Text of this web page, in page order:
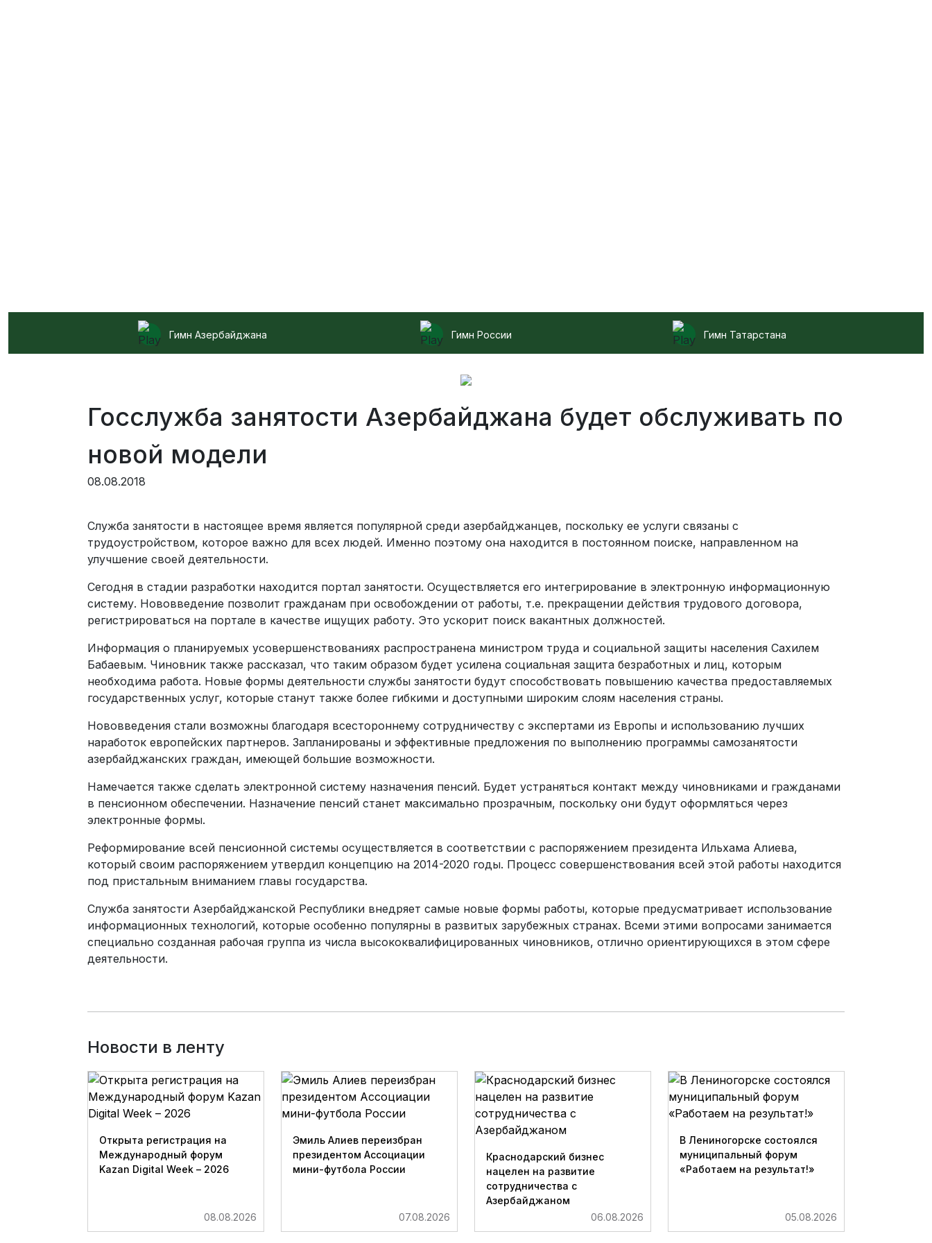
Гимн Азербайджана Гимн России Гимн Татарстана
Госслужба занятости Азербайджана будет обслуживать по
новой модели
08.08.2018
Служба занятости в настоящее время является популярной среди азербайджанцев, поскольку ее услуги связаны с
трудоустройством, которое важно для всех людей. Именно поэтому она находится в постоянном поиске, направленном на
улучшение своей деятельности.
Сегодня в стадии разработки находится портал занятости. Осуществляется его интегрирование в электронную информационную
систему. Нововведение позволит гражданам при освобождении от работы, т.е. прекращении действия трудового договора,
регистрироваться на портале в качестве ищущих работу. Это ускорит поиск вакантных должностей.
Информация о планируемых усовершенствованиях распространена министром труда и социальной защиты населения Сахилем
Бабаевым. Чиновник также рассказал, что таким образом будет усилена социальная защита безработных и лиц, которым
необходима работа. Новые формы деятельности службы занятости будут способствовать повышению качества предоставляемых
государственных услуг, которые станут также более гибкими и доступными широким слоям населения страны.
Нововведения стали возможны благодаря всестороннему сотрудничеству с экспертами из Европы и использованию лучших
наработок европейских партнеров. Запланированы и эффективные предложения по выполнению программы самозанятости
азербайджанских граждан, имеющей большие возможности.
Намечается также сделать электронной систему назначения пенсий. Будет устраняться контакт между чиновниками и гражданами
в пенсионном обеспечении. Назначение пенсий станет максимально прозрачным, поскольку они будут оформляться через
электронные формы.
Реформирование всей пенсионной системы осуществляется в соответствии с распоряжением президента Ильхама Алиева,
который своим распоряжением утвердил концепцию на 2014-2020 годы. Процесс совершенствования всей этой работы находится
под пристальным вниманием главы государства.
Служба занятости Азербайджанской Республики внедряет самые новые формы работы, которые предусматривает использование
информационных технологий, которые особенно популярны в развитых зарубежных странах. Всеми этими вопросами занимается
специально созданная рабочая группа из числа высококвалифицированных чиновников, отлично ориентирующихся в этом сфере
деятельности.
Новости в ленту
Открыта регистрация на
Международный форум
Kazan Digital Week – 2026
08.08.2026
Эмиль Алиев переизбран
президентом Ассоциации
мини-футбола России
07.08.2026
Краснодарский бизнес
нацелен на развитие
сотрудничества с
Азербайджаном
06.08.2026
В Лениногорске состоялся
муниципальный форум
«Работаем на результат!»
05.08.2026